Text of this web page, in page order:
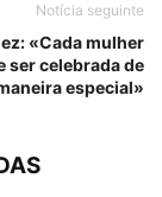
Notícia seguinte
«Cada mulher
ser celebrada de
especial»